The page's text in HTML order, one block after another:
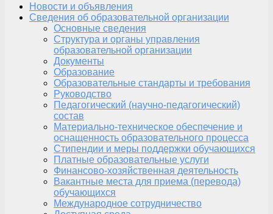
Новости и объявления
Сведения об образовательной организации
Основные сведения
Структура и органы управления
образовательной организации
Документы
Образование
Образовательные стандарты и требования
Руководство
Педагогический (научно-педагогический)
состав
Материально-техническое обеспечение и
оснащенность образовательного процесса
Стипендии и меры поддержки обучающихся
Платные образовательные услуги
Финансово-хозяйственная деятельность
Вакантные места для приема (перевода)
обучающихся
Международное сотрудничество